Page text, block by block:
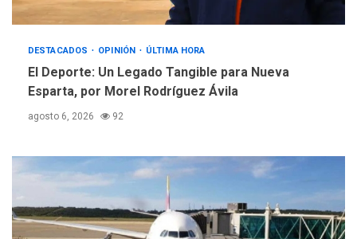
5
Instituciones estadales se
Escuelas Abiertas 2026
DESTACADOS OPINIÓN ÚLTIMA HORA
El Deporte: Un Legado Tangible para Nueva
Esparta, por Morel Rodríguez Ávila
agosto 6, 2026 92